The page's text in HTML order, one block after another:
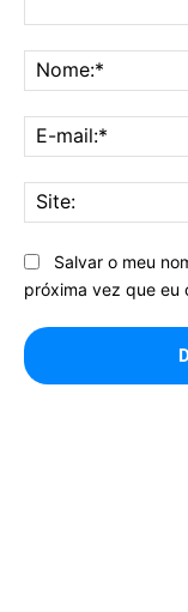
Salvar o meu
próxima vez que eu